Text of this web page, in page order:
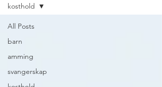
All Posts
barn
amming
svangerskap
kosthold